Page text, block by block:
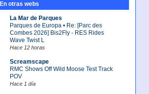
En otras webs
La Mar de Parques
Parques de Europa • Re: [Parc des
Combes 2026] Bis2Fly - RES Rides
Wave Twist L
Hace 12 horas
Screamscape
RMC Shows Off Wild Moose Test Track
POV
Hace 1 día